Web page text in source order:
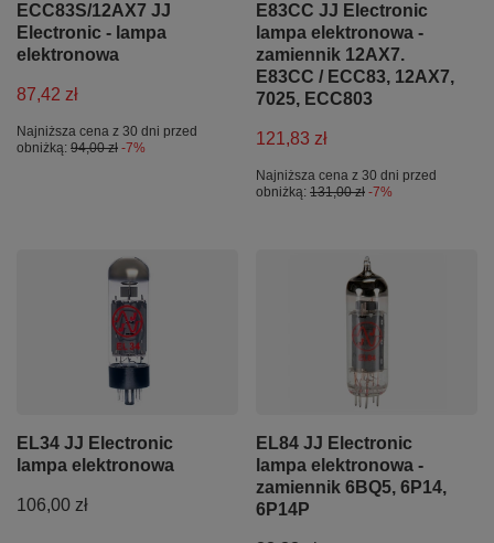
ECC83S/12AX7 JJ
Electronic - lampa
elektronowa
87,42 zł
Najniższa cena z 30 dni przed
obniżką: 94,00 zł -7%
E83CC JJ Electronic
lampa elektronowa -
zamiennik 12AX7.
E83CC / ECC83, 12AX7,
7025, ECC803
121,83 zł
Najniższa cena z 30 dni przed
obniżką: 131,00 zł -7%
EL34 JJ Electronic
lampa elektronowa
106,00 zł
EL84 JJ Electronic
lampa elektronowa -
zamiennik 6BQ5, 6P14,
6P14P